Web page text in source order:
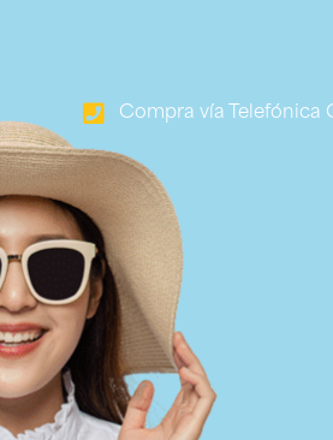
Compra vía Telefónica